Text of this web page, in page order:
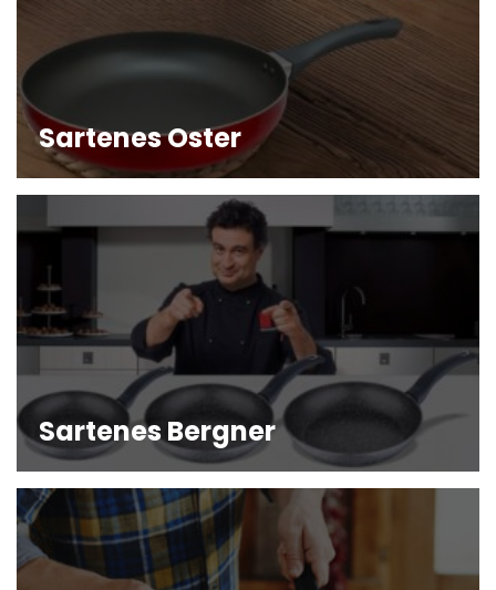
Sartenes Oster
Sartenes Bergner